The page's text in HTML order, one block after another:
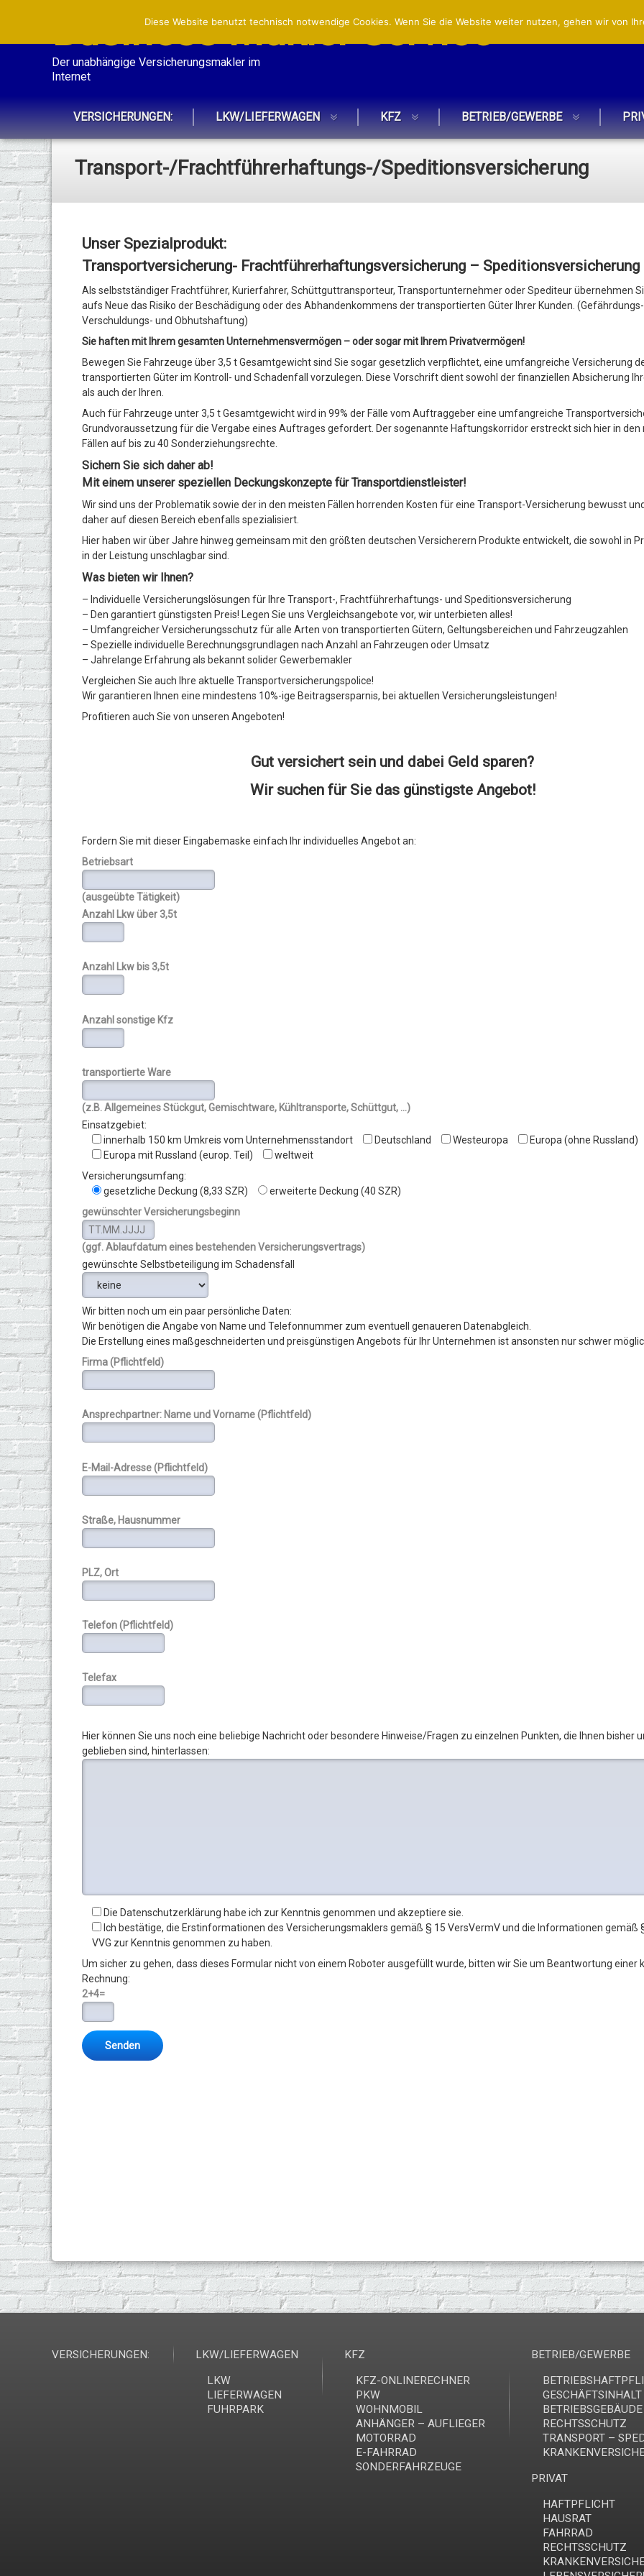
Business Makler Service
Der unabhängige Versicherungsmakler im
Internet
VERSICHERUNGEN: LKW/LIEFERWAGEN KFZ BETRIEB/GEWERBE
Transport-/Frachtführerhaftungs-/Speditionsversicherung
Unser Spezialprodukt:
Transportversicherung- Frachtführerhaftungsversicherung – Speditionsversicherung
Als selbstständiger Frachtführer, Kurierfahrer, Schüttguttransporteur, Transportunternehmer oder Spediteur übernehmen
aufs Neue das Risiko der Beschädigung oder des Abhandenkommens der transportierten Güter Ihrer Kunden.
Verschuldungs- und Obhutshaftung)
Sie haften mit Ihrem gesamten Unternehmensvermögen – oder sogar mit Ihrem Privatvermögen!
Bewegen Sie Fahrzeuge über 3,5 t Gesamtgewicht sind Sie sogar gesetzlich verpflichtet, eine umfangreiche Versicherung
transportierten Güter im Kontroll- und Schadenfall vorzulegen. Diese Vorschrift dient sowohl der finanziellen Absicherung
als auch der Ihren.
Auch für Fahrzeuge unter 3,5 t Gesamtgewicht wird in 99% der Fälle vom Auftraggeber eine umfangreiche
Grundvoraussetzung fürdie Vergabe eines Auftrages gefordert. Der sogenannte Haftungskorridor erstreckt sich hier in den
Fällen auf bis zu 40 Sonderziehungsrechte.
Sichern Sie sich daher ab!
Mit einem unserer speziellen Deckungskonzepte für Transportdienstleister!
Wir sind uns der Problematik sowie der in den meisten Fällen horrenden Kosten für eine Transport-Versicherung bewusst
daher auf diesen Bereich ebenfalls spezialisiert.
Hier haben wir über Jahre hinweg gemeinsam mit den größten deutschen Versicherern Produkte entwickelt, die sowohl in
in der Leistung unschlagbar sind.
Was bieten wir Ihnen?
– Individuelle Versicherungslösungen für Ihre Transport-, Frachtführerhaftungs- und Speditionsversicherung
– Den garantiert günstigsten Preis! Legen Sie uns Vergleichsangebote vor, wir unterbieten alles!
– Umfangreicher Versicherungsschutz für alle Arten von transportierten Gütern, Geltungsbereichen und Fahrzeugzahlen
– Spezielle individuelle Berechnungsgrundlagen nach Anzahl an Fahrzeugen oder Umsatz
– Jahrelange Erfahrung als bekannt solider Gewerbemakler
Vergleichen Sie auch Ihre aktuelle Transportversicherungspolice!
Wir garantieren Ihnen eine mindestens 10%-ige Beitragsersparnis, bei aktuellen Versicherungsleistungen!
Profitieren auch Sie von unseren Angeboten!
Gut versichert sein und dabei Geld sparen?
Wir suchen für Sie das günstigste Angebot!
Fordern Sie mit dieser Eingabemaske einfach Ihr individuelles Angebot an:
Betriebsart
(ausgeübte Tätigkeit)
Anzahl Lkw über 3,5t
Anzahl Lkw bis 3,5t
Anzahl sonstige Kfz
transportierte Ware
(z.B. Allgemeines Stückgut, Gemischtware, Kühltransporte, Schüttgut, ...)
Einsatzgebiet:
innerhalb 150 km Umkreis vom Unternehmensstandort
Deutschland Westeuropa
Europa (ohne Russland)
Europa mit Russland (europ. Teil)
weltweit
Versicherungsumfang:
gesetzliche Deckung (8,33 SZR)
erweiterte Deckung (40 SZR)
gewünschter Versicherungsbeginn
(ggf. Ablaufdatum eines bestehenden Versicherungsvertrags)
gewünschte Selbstbeteiligung im Schadensfall
Wir bitten noch um ein paar persönliche Daten:
Wir benötigen die Angabe von Name und Telefonnummer zum eventuell genaueren Datenabgleich.
Die Erstellung eines maßgeschneiderten und preisgünstigen Angebots für Ihr Unternehmen ist ansonsten nur schwer
Firma (Pflichtfeld)
Ansprechpartner: Name und Vorname (Pflichtfeld)
E-Mail-Adresse (Pflichtfeld)
Straße, Hausnummer
PLZ, Ort
Telefon (Pflichtfeld)
Telefax
Hier können Sie uns noch eine beliebige Nachricht oder besondere Hinweise/Fragen zu einzelnen Punkten, die Ihnen bisher
geblieben sind, hinterlassen:
Die Datenschutzerklärung habe ich zur Kenntnis genommen und akzeptiere sie.
Ich bestätige, die Erstinformationen des Versicherungsmaklers gemäß § 15 VersVermV und die Informationen gemäß
VVG zur Kenntnis genommen zu haben.
Um sicher zu gehen, dass dieses Formular nicht von einem Roboter ausgefüllt wurde, bitten wir Sie um Beantwortung einer
Rechnung:
2+4=
VERSICHERUNGEN:
LKW/LIEFERWAGEN
LKW
LIEFERWAGEN
FUHRPARK
KFZ
KFZ-ONLINERECHNER
PKW
WOHNMOBIL
ANHÄNGER – AUFLIEGER
MOTORRAD
E-FAHRRAD
SONDERFAHRZEUGE
BETRIEB/GEWERBE
GESCHÄFTSINHALT
BETRIEBSGEBÄUDE
RECHTSSCHUTZ
TRANSPORT –
PRIVAT
HAFTPFLICHT
HAUSRAT
FAHRRAD
RECHTSSCHUTZ
Diese Website benutzt technisch notwendige Cookies. Wenn Sie die Website weiter nutzen, gehen wir von